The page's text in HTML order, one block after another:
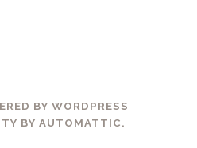
BY WORDPRESS
BY AUTOMATTIC .